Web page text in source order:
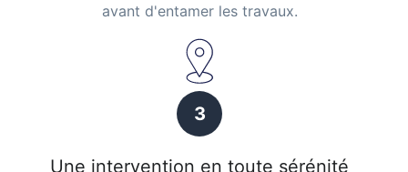
avant d'entamer les travaux.
3
Une intervention en toute sérénité